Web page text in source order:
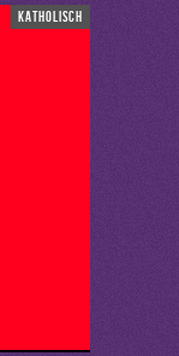
katholisch